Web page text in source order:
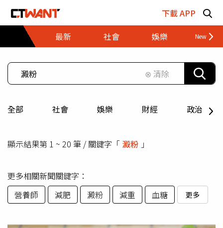
下載 APP
最新
社會 娛樂 財經
⊗ 清除
全部 社會 娛樂 財經 政治
顯示結果第 1 ~ 20 筆 / 關鍵字「 澱粉 」
更多相關新聞關鍵字：
營養師
減肥 澱粉 減重 血糖 更多